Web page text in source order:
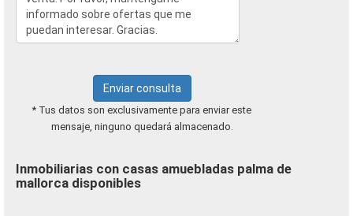
Enviar consulta
* Tus datos son exclusivamente para enviar este
mensaje, ninguno quedará almacenado.
Inmobiliarias con casas amuebladas palma de
mallorca disponibles